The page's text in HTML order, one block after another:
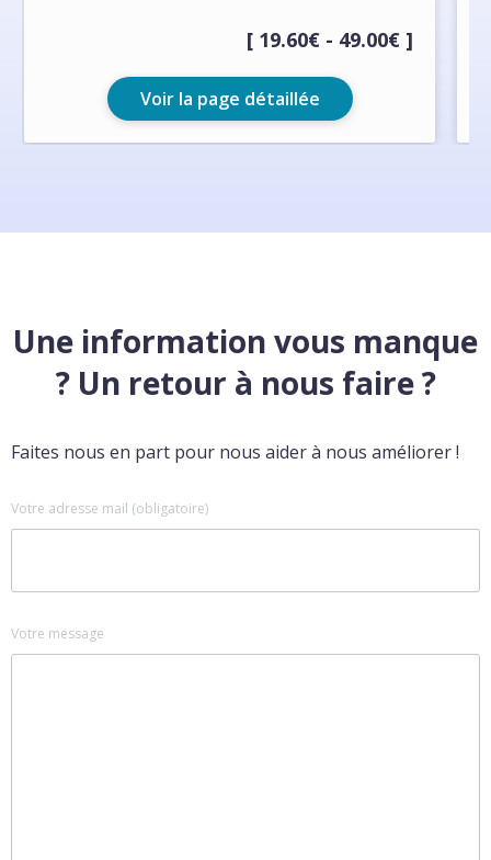
[ 19.60€ - 49.00€ ]
Voir la page détaillée
Une information vous manque
? Un retour à nous faire ?
Faites nous en part pour nous aider à nous améliorer !
Votre adresse mail (obligatoire)
Votre message